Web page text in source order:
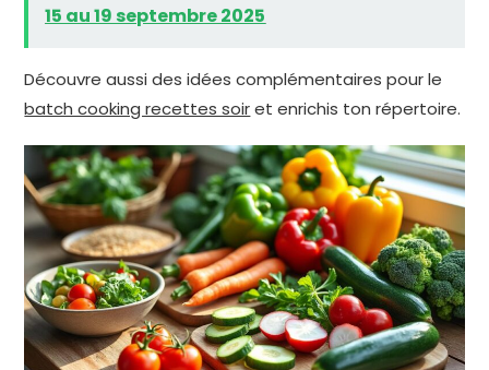
15 au 19 septembre 2025
Découvre aussi des idées complémentaires pour le
batch cooking recettes soiret enrichis ton répertoire.